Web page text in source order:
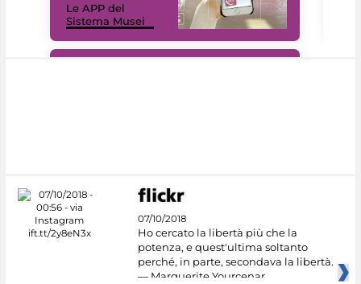
Le APP del
Sistema Musei
07/10/2018
Ho cercato la libertà più che la
potenza, e quest'ultima soltanto
perché, in parte, secondava la libertà.
— Marguerite Yourcenar